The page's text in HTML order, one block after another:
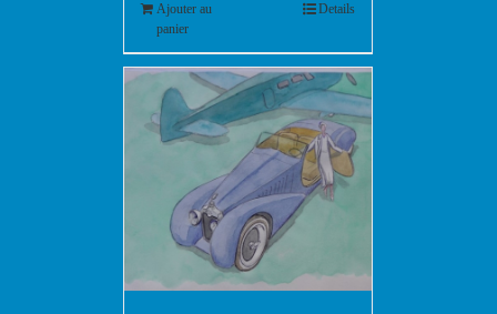
Ajouter au
panier
Details